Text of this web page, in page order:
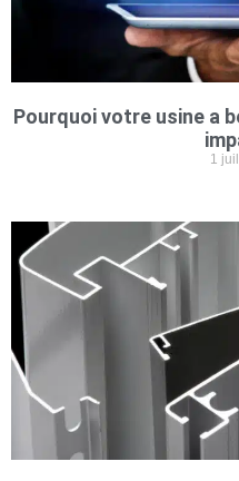
Pourquoi votre usine a
1